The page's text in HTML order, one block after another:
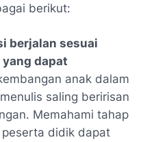
berikut:
berjalan sesuai
dapat
anak dalam
saling beririsan
Memahami tahap
didik dapat